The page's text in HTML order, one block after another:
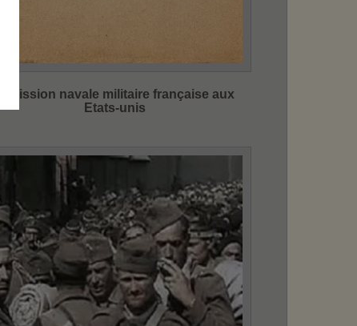
la mission navale militaire française aux
Etats-unis